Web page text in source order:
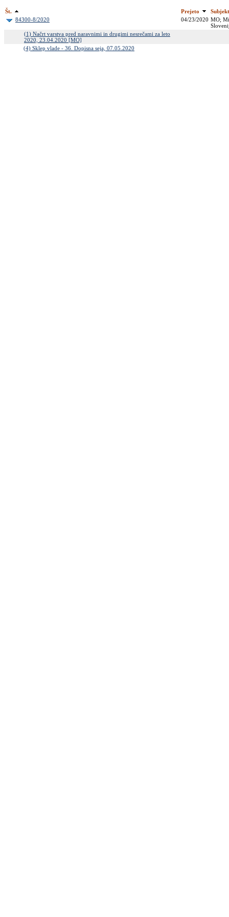
Št. Prejeto
Subjekt
84300-8/2020
04/23/2020 MO;
(1) Načrt varstva pred naravnimi in drugimi nesrečami za leto
2020, 23.04.2020 [MO]
(4) Sklep vlade - 36. Dopisna seja, 07.05.2020